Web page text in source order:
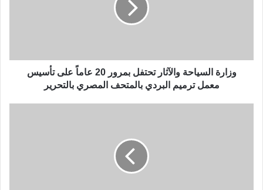
وزارة السياحة والآثار تحتفل بمرور 20 عاماً على تأسيس
معمل ترميم البردي بالمتحف المصري بالتحرير